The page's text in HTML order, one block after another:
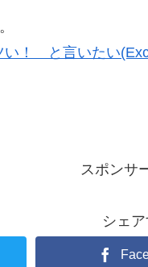
い！ と言いたい
スポンサ
シェ